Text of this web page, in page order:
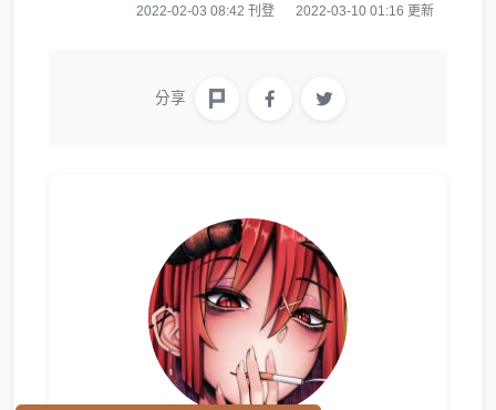
2022-02-03 08:42 刊登 2022-03-10 01:16 更新
分享